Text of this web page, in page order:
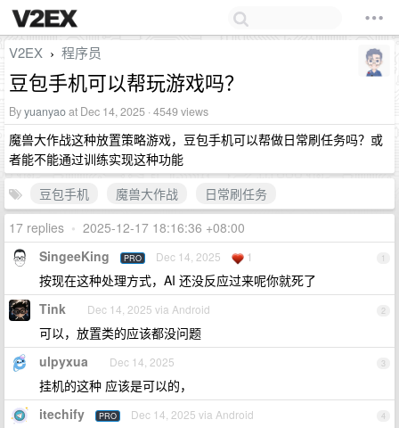
V2EX › 程序员
豆包手机可以帮玩游戏吗？
Byyuanyaoat Dec 14, 2025 · 4549 views
魔兽大作战这种放置策略游戏，豆包手机可以帮做日常刷任务吗？或
者能不能通过训练实现这种功能
豆包手机
魔兽大作战
日常刷任务
17 replies • 2025-12-17 18:16:36 +08:00
1
SingeeKing PRO Dec 14, 2025 1
按现在这种处理方式，AI 还没反应过来呢你就死了
2
Tink Dec 14, 2025 via Android
可以，放置类的应该都没问题
3
ulpyxua Dec 14, 2025
挂机的这种 应该是可以的，
4
itechify PRO Dec 14, 2025 via Android